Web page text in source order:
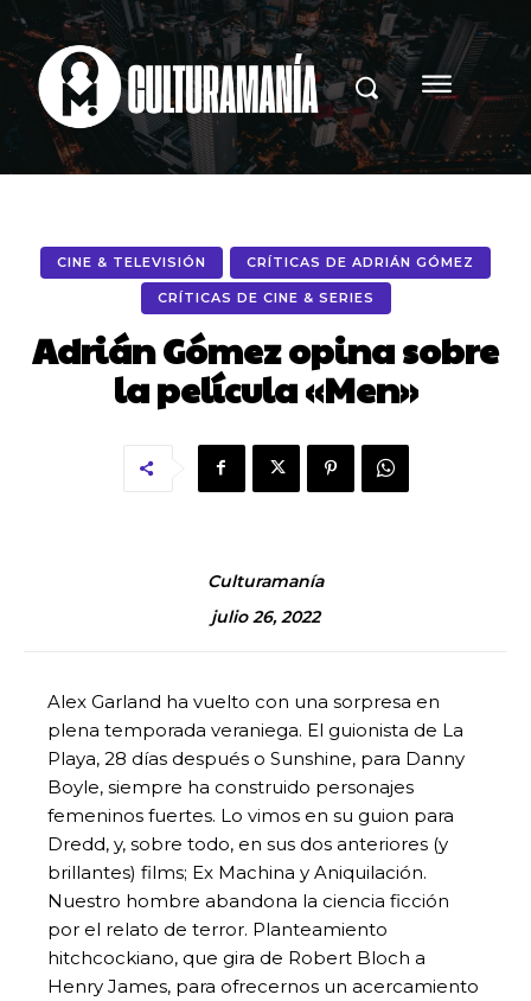
CINE & TELEVISIÓN CRÍTICAS DE ADRIÁN GÓMEZ
CRÍTICAS DE CINE & SERIES
Adrián Gómez opina sobre
la película «Men»
Culturamanía
julio 26, 2022
Alex Garland ha vuelto con una sorpresa en
plena temporada veraniega. El guionista de La
Playa, 28 días después o Sunshine, para Danny
Boyle, siempre ha construido personajes
femeninos fuertes. Lo vimos en su guion para
Dredd, y, sobre todo, en sus dos anteriores (y
brillantes) films; Ex Machina y Aniquilación.
Nuestro hombre abandona la ciencia ficción
por el relato de terror. Planteamiento
hitchcockiano, que gira de Robert Bloch a
Henry James, para ofrecernos un acercamiento